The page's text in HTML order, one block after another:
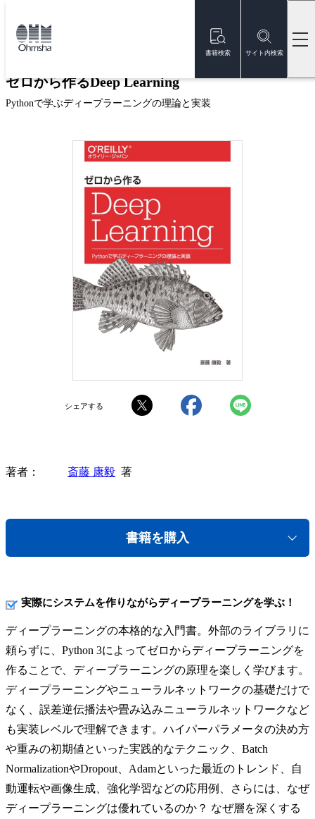
書籍検索 サイト内検索
トップ
ゼロから作るDeep Learning
Pythonで学ぶディープラーニングの理論と実装
シェアする
著者 斎藤 康毅 著
書籍を購入
実際にシステムを作りながらディープラーニングを学ぶ！
ディープラーニングの本格的な入門書。外部のライブラリに
頼らずに、Python 3によってゼロからディープラーニングを
作ることで、ディープラーニングの原理を楽しく学びます。
ディープラーニングやニューラルネットワークの基礎だけで
なく、誤差逆伝播法や畳み込みニューラルネットワークなど
も実装レベルで理解できます。ハイパーパラメータの決め方
や重みの初期値といった実践的なテクニック、Batch
NormalizationやDropout、Adamといった最近のトレンド、自
動運転や画像生成、強化学習などの応用例、さらには、なぜ
ディープラーニングは優れているのか？ なぜ層を深くする